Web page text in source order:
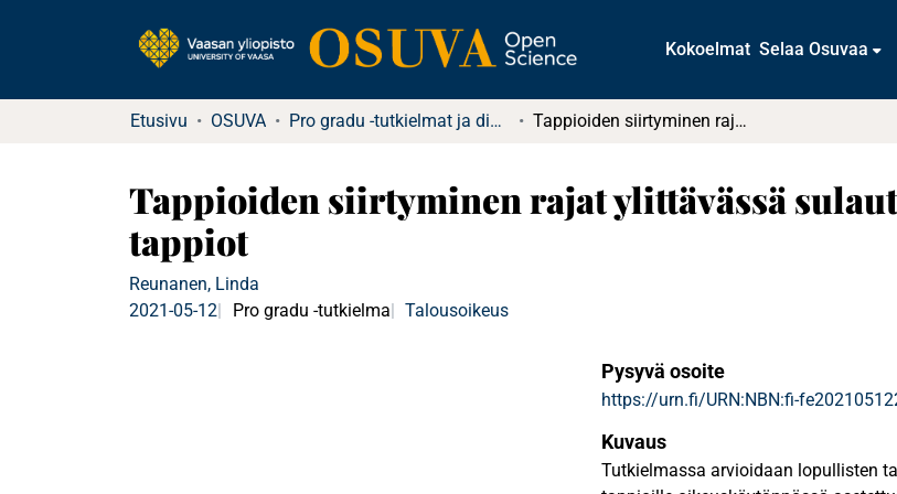
Kokoelmat Selaa Osuvaa
Etusivu OSUVA Pro gradu -tutkielmat ja diplomityöt Tappioiden siirtyminen rajat ylittävässä sulautumisessa : Lopulliset tappiot
Tappioiden siirtyminen rajat ylittävässä
tappiot
Reunanen, Linda
2021-05-12
Pro gradu -tutkielma Talousoikeus
Pysyvä osoite
https://urn.fi/URN:NBN:fi-
Kuvaus
Tutkielmassa arvioidaan lopullisten